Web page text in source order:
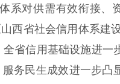
系对供需有效衔接、
西省社会信用体系建
省信用基础设施进一
务民生成效进一步凸